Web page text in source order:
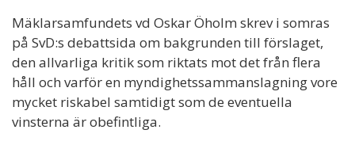
Mäklarsamfundets vd Oskar Öholm skrev i somras
på SvD:s debattsida om bakgrunden till förslaget,
den allvarliga kritik som riktats mot det från flera
håll och varför en myndighetssammanslagning vore
mycket riskabel samtidigt som de eventuella
vinsterna är obefintliga.